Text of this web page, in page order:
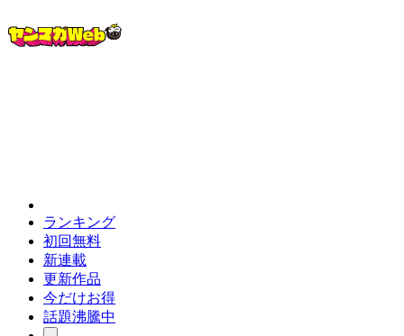
ランキング
初回無料
新連載
更新作品
今だけお得
話題沸騰中